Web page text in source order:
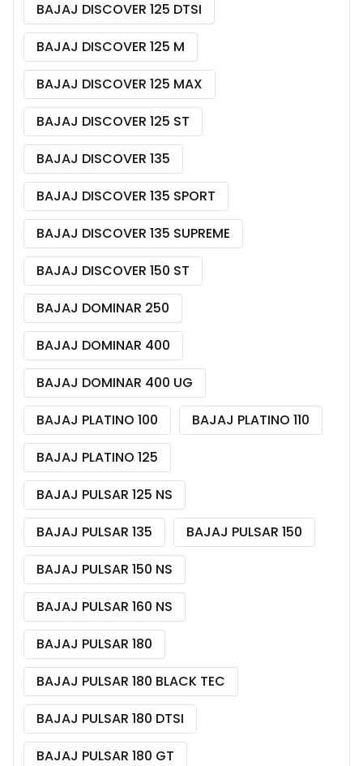
BAJAJ DISCOVER 125 DTSI
BAJAJ DISCOVER 125 M
BAJAJ DISCOVER 125 MAX
BAJAJ DISCOVER 125 ST
BAJAJ DISCOVER 135
BAJAJ DISCOVER 135 SPORT
BAJAJ DISCOVER 135 SUPREME
BAJAJ DISCOVER 150 ST
BAJAJ DOMINAR 250
BAJAJ DOMINAR 400
BAJAJ DOMINAR 400 UG
BAJAJ PLATINO 100
BAJAJ PLATINO 110
BAJAJ PLATINO 125
BAJAJ PULSAR 125 NS
BAJAJ PULSAR 135
BAJAJ PULSAR 150
BAJAJ PULSAR 150 NS
BAJAJ PULSAR 160 NS
BAJAJ PULSAR 180
BAJAJ PULSAR 180 BLACK TEC
BAJAJ PULSAR 180 DTSI
BAJAJ PULSAR 180 GT